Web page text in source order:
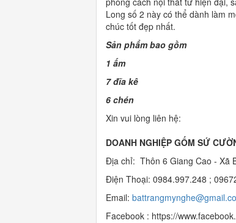
Long số 2 này có thể dành làm
chúc tốt đẹp nhất.
Sản phẩm bao gồm
1 ấm
7 đĩa kê
6 chén
Xin vui lòng liên hệ:
DOANH NGHIỆP GỐM SỨ
Địa chỉ: Thôn 6 Giang Cao - Xã
Điện Thoại: 0984.997.248 ;
Email: b
Facebook : https://